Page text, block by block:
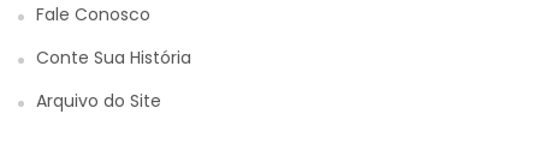
Fale Conosco
Conte Sua História
Arquivo do Site